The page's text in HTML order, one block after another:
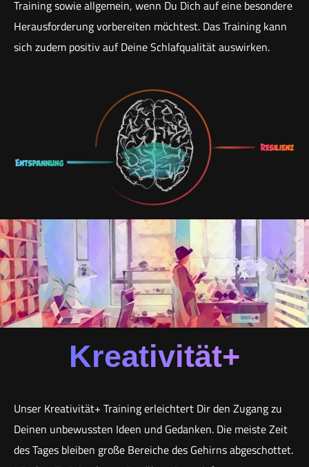
Training sowie allgemein, wenn Du Dich auf eine besondere
Herausforderung vorbereiten möchtest. Das Training kann
sich zudem positiv auf Deine Schlafqualität auswirken.
Kreativität+
Unser Kreativität+ Training erleichtert Dir den Zugang zu
Deinen unbewussten Ideen und Gedanken. Die meiste Zeit
des Tages bleiben große Bereiche des Gehirns abgeschottet.